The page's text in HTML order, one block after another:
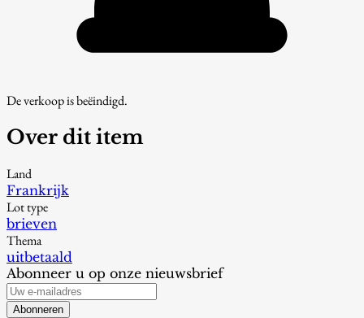
De verkoop is beëindigd.
Over dit item
Land
Frankrijk
Lot type
brieven
Thema
uitbetaald
Abonneer u op onze nieuwsbrief
Abonneren